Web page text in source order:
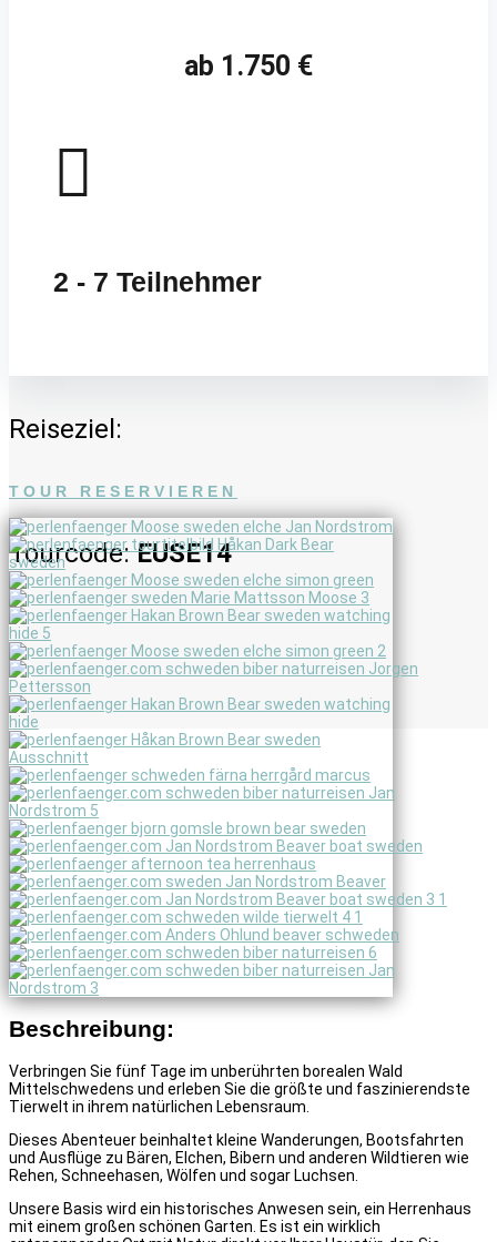
ab 1.750 €

2 - 7 Teilnehmer
Reiseziel:
TOUR RESERVIEREN
Tourcode:EUSE14
Beschreibung:
Verbringen Sie fünf Tage im unberührten borealen Wald
Mittelschwedens und erleben Sie die größte und faszinierendste
Tierwelt in ihrem natürlichen Lebensraum.
Dieses Abenteuer beinhaltet kleine Wanderungen, Bootsfahrten
und Ausflüge zu Bären, Elchen, Bibern und anderen Wildtieren wie
Rehen, Schneehasen, Wölfen und sogar Luchsen.
Unsere Basis wird ein historisches Anwesen sein, ein Herrenhaus
mit einem großen schönen Garten. Es ist ein wirklich